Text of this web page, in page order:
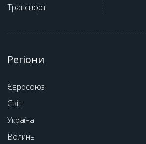
Транспорт
Регіони
Євросоюз
Світ
Україна
Волинь